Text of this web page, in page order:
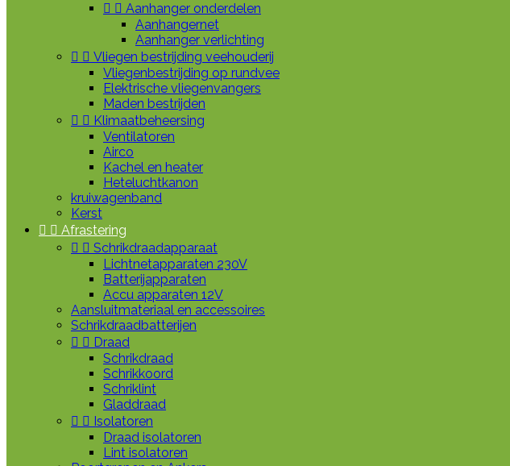
  Aanhanger onderdelen
Aanhangernet
Aanhanger verlichting
  Vliegen bestrijding veehouderij
Vliegenbestrijding op rundvee
Elektrische vliegenvangers
Maden bestrijden
  Klimaatbeheersing
Ventilatoren
Airco
Kachel en heater
Heteluchtkanon
kruiwagenband
Kerst
  Afrastering
  Schrikdraadapparaat
Lichtnetapparaten 230V
Batterijapparaten
Accu apparaten 12V
Aansluitmateriaal en accessoires
Schrikdraadbatterijen
  Draad
Schrikdraad
Schrikkoord
Schriklint
Gladdraad
  Isolatoren
Draad isolatoren
Lint isolatoren